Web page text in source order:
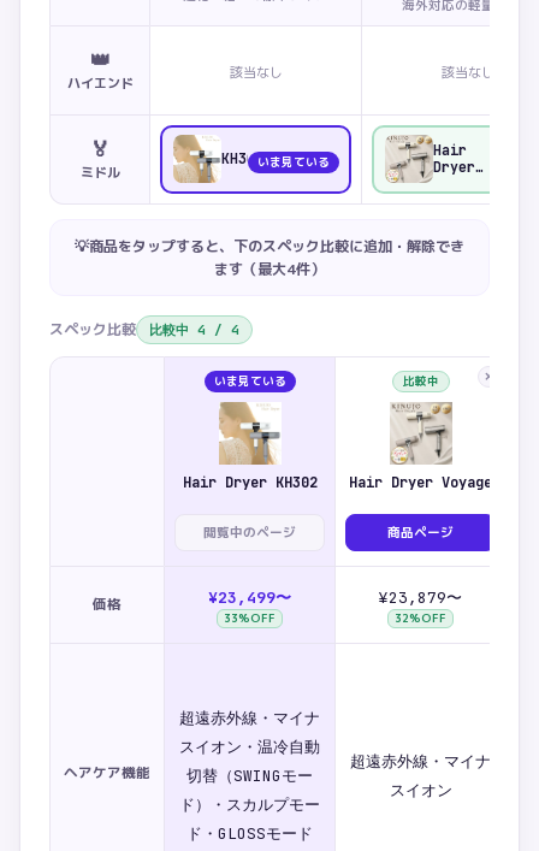
海外対応の軽量ライン
👑
ハイエンド
該当なし 該当なし
🏅
ミドル
KH302いま見ている
Hair
Dryer
Voyage
💡商品をタップすると、下のスペック比較に追加・解除でき
ます（最大4件）
スペック比較 比較中 4 / 4
いま見ている
Hair Dryer KH302
閲覧中のページ
比較中 ×
Hair Dryer Voyage
商品ページ
価格 ¥23,499〜
33%OFF
¥23,879〜
32%OFF
ヘアケア機能
超遠赤外線・マイナ
スイオン・温冷自動
切替（SWINGモー
ド）・スカルプモー
ド・GLOSSモード
超遠赤外線・マイナ
スイオン